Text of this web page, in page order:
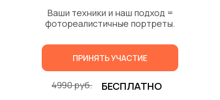
Ваши техники и наш подход =
фотореалистичные портреты.
ПРИНЯТЬ УЧАСТИЕ
4990 руб. БЕСПЛАТНО